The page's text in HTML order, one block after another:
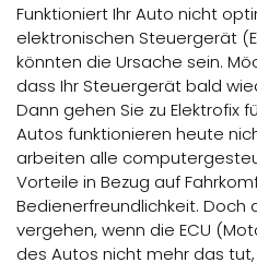
Funktioniert Ihr Auto nicht
elektronischen Steuergerät
könnten die Ursache sein.
dass Ihr Steuergerät bald
Dann gehen Sie zu Elektrofix
Autos funktionieren heute
arbeiten alle
Vorteile in Bezug auf
Bedienerfreundlichkeit. Doch
vergehen, wenn die ECU
des Autos nicht mehr das